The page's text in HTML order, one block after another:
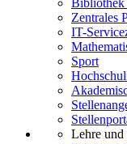
Zentrales
IT-
Sport
Lehre und